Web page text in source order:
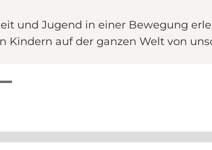
und Jugend in einer Bewegung
Kindern auf der ganzen Welt von